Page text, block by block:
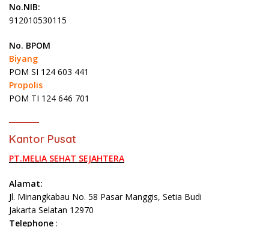
No.NIB:
912010530115
No. BPOM
Biyang
POM SI 124 603 441
Propolis
POM TI 124 646 701
Kantor Pusat
PT.MELIA SEHAT SEJAHTERA
Alamat:
Jl. Minangkabau No. 58 Pasar Manggis, Setia Budi
Jakarta Selatan 12970
Telephone :